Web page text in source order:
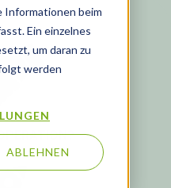
Informationen beim
Ein einzelnes
um daran zu
werden
ABLEHNEN